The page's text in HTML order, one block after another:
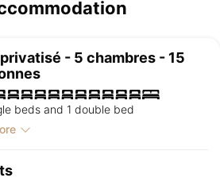
- 5 chambres - 15
beds and 1 double bed